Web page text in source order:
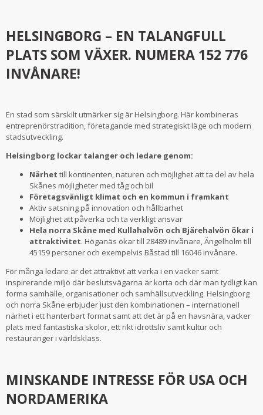
HELSINGBORG – EN TALANGFULL
PLATS SOM VÄXER. NUMERA 152 776
INVÅNARE!
En stad som särskilt utmärker sig är Helsingborg. Här kombineras
entreprenörstradition, företagande med strategiskt läge och modern
stadsutveckling.
Helsingborg lockar talanger och ledare genom:
Närhet till kontinenten, naturen och möjlighet att ta del av hela
Skånes möjligheter med tåg och bil
Företagsvänligt klimat och en kommun i framkant
Aktiv satsning på innovation och hållbarhet
Möjlighet att påverka och ta verkligt ansvar
Hela norra Skåne med Kullahalvön och Bjärehalvön ökar i
attraktivitet. Höganäs ökar till 28489 invånare, Ängelholm till
45159 personer och exempelvis Båstad till 16046 invånare.
För många ledare är det attraktivt att verka i en vacker samt
inspirerande miljö där beslutsvägarna är korta och där man tydligt kan
forma samhälle, organisationer och samhällsutveckling. Helsingborg
och norra Skåne erbjuder just den kombinationen – internationell
närhet i ett hanterbart format samt att det är på en havsnära, vacker
plats med fantastiska skolor, ett rikt idrottsliv samt kultur och
restauranger i världsklass.
MINSKANDE INTRESSE FÖR USA OCH
NORDAMERIKA